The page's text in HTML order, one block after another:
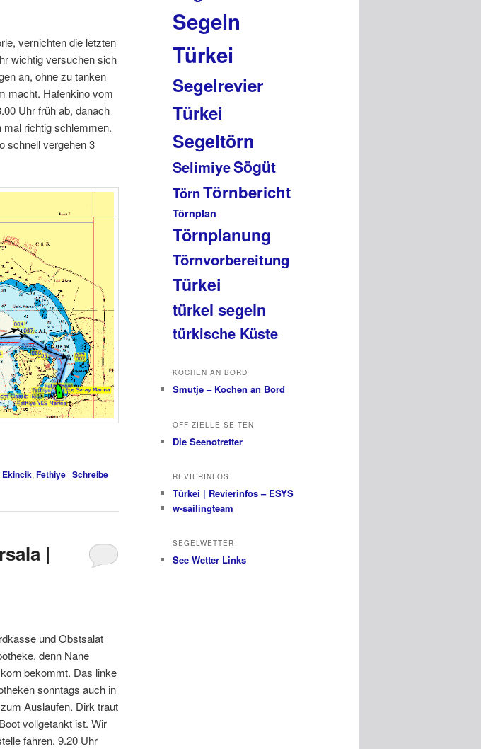
vernichten die letzten
wichtig versuchen sich
an, ohne zu tanken
macht. Hafenkino vom
Uhr früh ab, danach
richtig schlemmen.
schnell vergehen 3
Ekincik, Fethiye | Schreibe
|
und Obstsalat
denn Nane
bekommt. Das linke
sonntags auch in
Auslaufen. Dirk traut
vollgetankt ist. Wir
fahren. 9.20 Uhr
Segeln
Türkei
Segelrevier
Türkei
Segeltörn
SelimiyeSögüt
TörnTörnbericht
Törnplan
Törnplanung
Törnvorbereitung
Türkei
türkei segeln
türkische Küste
KOCHEN AN BORD
Smutje – Kochen an Bord
OFFIZIELLE SEITEN
Die Seenotretter
REVIERINFOS
Türkei | Revierinfos – ESYS
w-sailingteam
SEGELWETTER
See Wetter Links